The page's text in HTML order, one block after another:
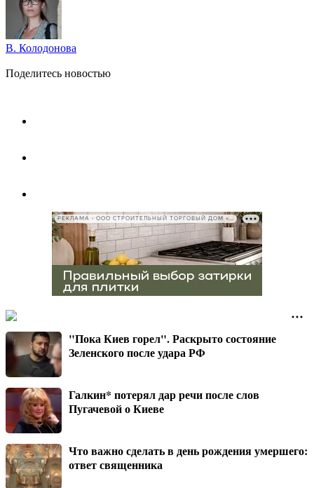
В. Колодонова
Поделитесь новостью
РЕКЛАМА • ООО СТРОИТЕЛЬНЫЙ ТОРГОВЫЙ ДОМ «ПЕТРОВИЧ», ИНН 7802348846
"Пока Киев горел". Раскрыто состояние
Зеленского после удара РФ
Галкин* потерял дар речи после слов
Пугачевой о Киеве
Что важно сделать в день рождения умершего:
ответ священника